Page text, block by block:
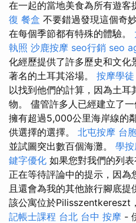
在一起的當地美食為所有遊客
復 餐盒 不要錯過發現這個奇
在每個季節都有特殊的體驗。
執照 沙鹿按摩 seo行銷 seo
化經歷提供了許多歷史和文化
著名的土耳其浴場。 按摩學徒
以找到他們的計算，因為土耳
物。 儘管許多人已經建立了
擁有超過5,000公里海岸線的
供選擇的選擇。 北屯按摩 台
並試圖突出數百個海灘。 學
鍵字優化 如果您對我們的列
正在等待評論中的提示，因
且還會為我的其他旅行腳底提
該公寓位於Pilisszentkereszt
記帳士課程 台北 台中 按摩 -